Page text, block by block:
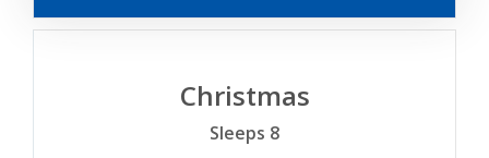
Christmas
Sleeps 8